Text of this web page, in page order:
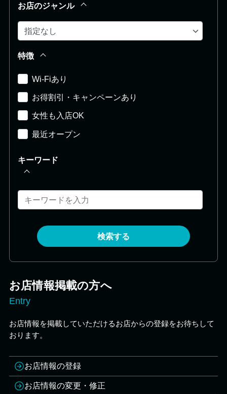
お店のジャンル
特徴
Wi-Fiあり
お得割引・キャンペーンあり
女性も入店OK
最近オープン
キーワード
検索する
お店情報掲載の方へ
Entry
お店情報を掲載していただけるお店からの登録をお待ちして
おります。
お店情報の登録
お店情報の変更・修正